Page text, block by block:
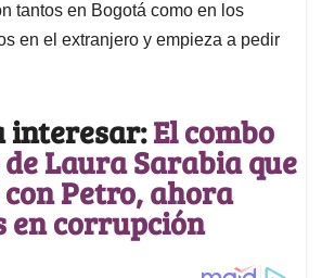
tantos en Bogotá como en los
en el extranjero y empieza a pedir
interesar:El combo
Laura Sarabia que
Petro, ahora
en corrupción